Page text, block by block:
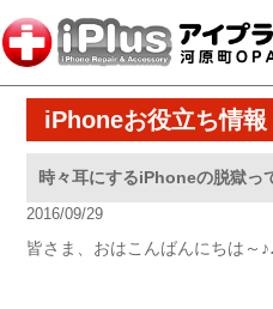
iPhoneお役立ち情報
時々耳にするiPhoneの脱獄っ
2016/09/29
皆さま、おはこんばんにちは～